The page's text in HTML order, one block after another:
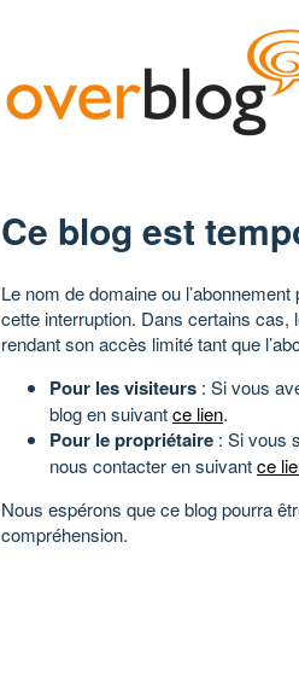
Ce blog est
Le nom de domaine ou
cette interruption. Dans certains cas,
rendant son accès limité tant que
Pour les visiteurs : Si vous
blog en suivantce lien.
Pour le propriétaire : Si vous
nous contacter en suivantce
Nous espérons que ce blog pourra
compréhension.